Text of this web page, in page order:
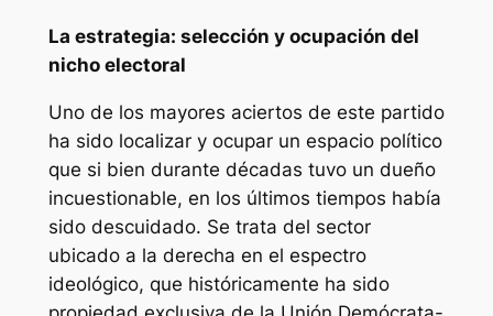
La estrategia: selección y ocupación del
nicho electoral
Uno de los mayores aciertos de este partido
ha sido localizar y ocupar un espacio político
que si bien durante décadas tuvo un dueño
incuestionable, en los últimos tiempos había
sido descuidado. Se trata del sector
ubicado a la derecha en el espectro
ideológico, que históricamente ha sido